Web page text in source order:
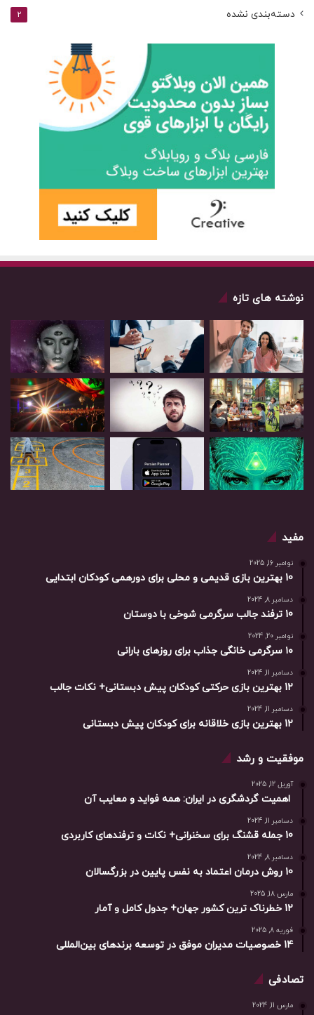
دسته‌بندی نشده 2
نوشته های تازه
مفید
نوامبر 16, 2025
10 بهترین بازی‌ قدیمی و محلی برای دورهمی کودکان ابتدایی
دسامبر 8, 2024
10 ترفند جالب سرگرمی شوخی با دوستان
نوامبر 20, 2024
۱۰ سرگرمی خانگی جذاب برای روزهای بارانی
دسامبر 11, 2024
12 بهترین بازی حرکتی کودکان پیش دبستانی+ نکات جالب
دسامبر 11, 2024
12 بهترین بازی خلاقانه برای کودکان پیش دبستانی
موفقیت و رشد
آوریل 12, 2025
اهمیت گردشگری در ایران: همه فواید و معایب آن
دسامبر 11, 2024
10 جمله قشنگ برای سخنرانی+ نکات و ترفندهای کاربردی
دسامبر 8, 2024
10 روش درمان اعتماد به نفس پایین در بزرگسالان
مارس 18, 2025
12 خطرناک ترین کشور جهان+ جدول کامل و آمار
فوریه 8, 2025
14 خصوصیات مدیران موفق در توسعه برندهای بین‌المللی
تصادفی
مارس 11, 2024